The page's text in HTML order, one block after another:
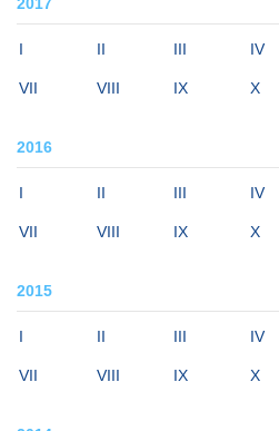
I II III IV
VII VIII IX X
2016
I II III IV
VII VIII IX X
2015
I II III IV
VII VIII IX X